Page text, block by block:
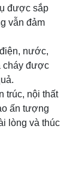
được sắp
vẫn đảm
nước,
cháy được
trúc, nội thất
ấn tượng
lòng và thúc